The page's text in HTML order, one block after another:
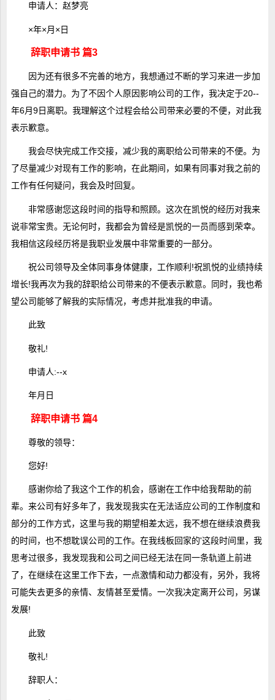
申请人：赵梦亮
×年×月×日
辞职申请书 篇3
因为还有很多不完善的地方，我想通过不断的学习来进一步加
强自己的潜力。为了不因个人原因影响公司的工作，我决定于20--
年6月9日离职。我理解这个过程会给公司带来必要的不便，对此我
表示歉意。
我会尽快完成工作交接，减少我的离职给公司带来的不便。为
了尽量减少对现有工作的影响，在此期间，如果有同事对我之前的
工作有任何疑问，我会及时回复。
非常感谢您这段时间的指导和照顾。这次在凯悦的经历对我来
说非常宝贵。无论何时，我都会为曾经是凯悦的一员而感到荣幸。
我相信这段经历将是我职业发展中非常重要的一部分。
祝公司领导及全体同事身体健康，工作顺利!祝凯悦的业绩持续
增长!我再次为我的辞职给公司带来的不便表示歉意。同时，我也希
望公司能够了解我的实际情况，考虑并批准我的申请。
此致
敬礼!
申请人:--x
年月日
辞职申请书 篇4
尊敬的领导：
您好!
感谢你给了我这个工作的机会，感谢在工作中给我帮助的前
辈。来公司有好多年了，我发现我实在无法适应公司的工作制度和
部分的工作方式，这里与我的期望相差太远，我不想在继续浪费我
的时间，也不想耽误公司的工作。在我线板回家的'这段时间里，我
思考过很多，我发现我和公司之间已经无法在同一条轨道上前进
了，在继续在这里工作下去，一点激情和动力都没有，另外，我将
可能失去更多的亲情、友情甚至爱情。一次我决定离开公司，另谋
发展!
此致
敬礼!
辞职人：